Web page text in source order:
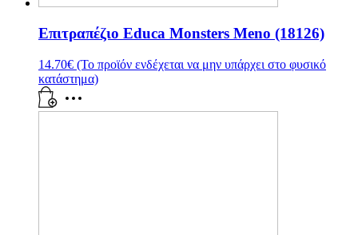
Επιτραπέζιο Educa Monsters Meno (18126)
14.70€ (Το προϊόν ενδέχεται να μην υπάρχει στο φυσικό
κατάστημα)